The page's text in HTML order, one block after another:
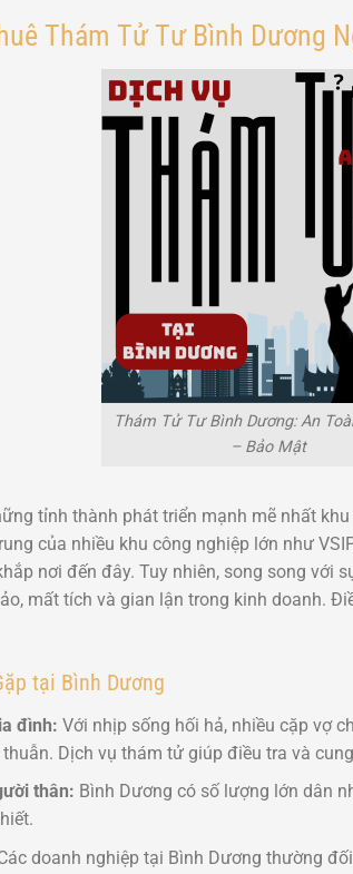
Thám Tử Tư Bình Dương
Thám Tử Tư Bình Dương: An
– Bảo Mật
tỉnh thành phát triển mạnh mẽ nhất
của nhiều khu công nghiệp lớn như
nơi đến đây. Tuy nhiên, song song với
mất tích và gian lận trong kinh doanh.
tại Bình Dương
đình: Với nhịp sống hối hả, nhiều cặp vợ
Dịch vụ thám tử giúp điều tra và
thân: Bình Dương có số lượng lớn dân
doanh nghiệp tại Bình Dương thường